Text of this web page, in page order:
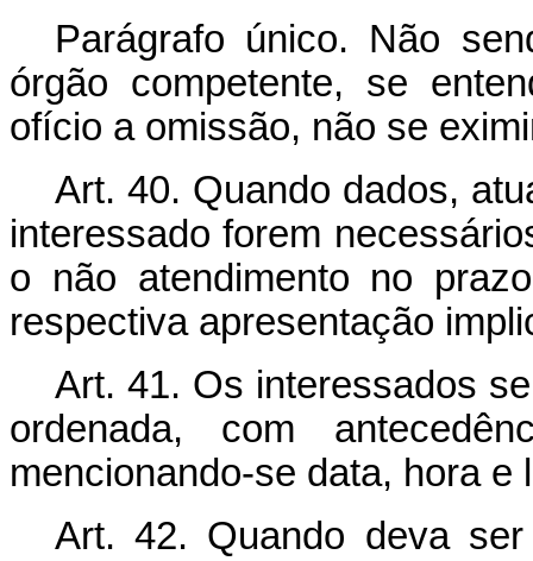
Parágrafo único. Não
órgão competente, se
ofício a omissão, não se
Art. 40. Quando dados,
interessado forem
o não atendimento no
respectiva apresentação
Art. 41. Os interessados
ordenada, com
mencionando-se data, hora e
Art. 42. Quando deva